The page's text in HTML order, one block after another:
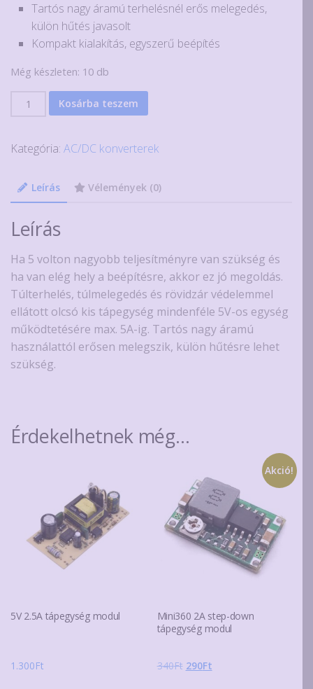
Tartós nagy áramú terhelésnél erős melegedés,
külön hűtés javasolt
Kompakt kialakítás, egyszerű beépítés
Még készleten: 10 db
modul
Kosárba teszem
Kategória: AC/DC konverterek
Leírás Vélemények (0)
Leírás
Ha 5 volton nagyobb teljesítményre van szükség és
ha van elég hely a beépítésre, akkor ez jó megoldás.
Túlterhelés, túlmelegedés és rövidzár védelemmel
ellátott olcsó kis tápegység mindenféle 5V-os egység
működtetésére max. 5A-ig. Tartós nagy áramú
használattól erősen melegszik, külön hűtésre lehet
szükség.
Érdekelhetnek még…
5V 2.5A tápegység modul
1.300Ft
Akció!
Mini360 2A step-down
tápegység modul
340Ft Original
290FtCurrent